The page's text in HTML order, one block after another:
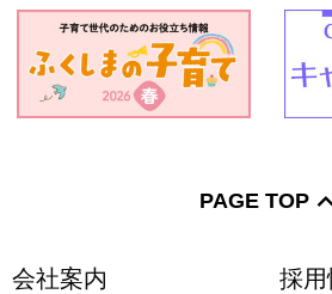
PAGE TOP
会社案内
採